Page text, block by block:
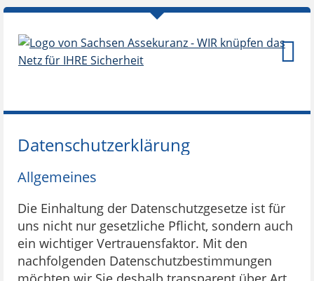
Datenschutzerklärung
Allgemeines
Die Einhaltung der Datenschutzgesetze ist für
uns nicht nur gesetzliche Pflicht, sondern auch
ein wichtiger Vertrauensfaktor. Mit den
nachfolgenden Datenschutzbestimmungen